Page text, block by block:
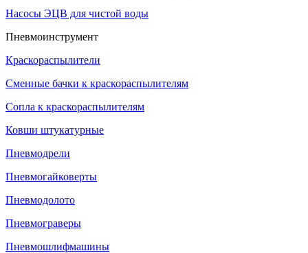
Насосы ЭЦВ для чистой воды
Пневмоинструмент
Краскораспылители
Сменные бачки к краскораспылителям
Сопла к краскораспылителям
Ковши штукатурные
Пневмодрели
Пневмогайковерты
Пневмодолото
Пневмограверы
Пневмошлифмашины